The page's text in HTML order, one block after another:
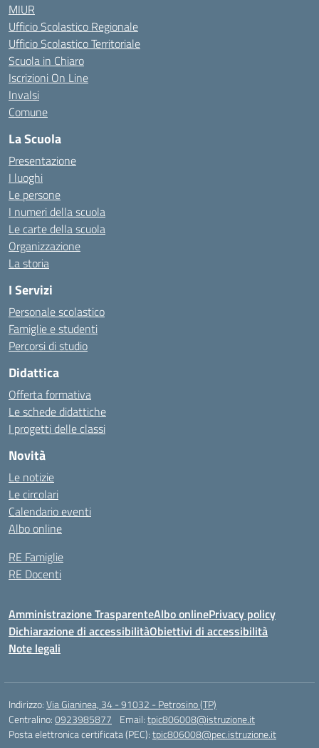
MIUR
Ufficio Scolastico Regionale
Ufficio Scolastico Territoriale
Scuola in Chiaro
Iscrizioni On Line
Invalsi
Comune
La Scuola
Presentazione
I luoghi
Le persone
I numeri della scuola
Le carte della scuola
Organizzazione
La storia
I Servizi
Personale scolastico
Famiglie e studenti
Percorsi di studio
Didattica
Offerta formativa
Le schede didattiche
I progetti delle classi
Novità
Le notizie
Le circolari
Calendario eventi
Albo online
RE Famiglie
RE Docenti
Amministrazione TrasparenteAlbo onlinePrivacy policy
Dichiarazione di accessibilitàObiettivi di accessibilità
Note legali
Indirizzo:Via Gianinea, 34 - 91032 - Petrosino (TP)
Centralino:0923985877 Email:tpic806008@istruzione.it
Posta elettronica certificata (PEC):tpic806008@pec.istruzione.it